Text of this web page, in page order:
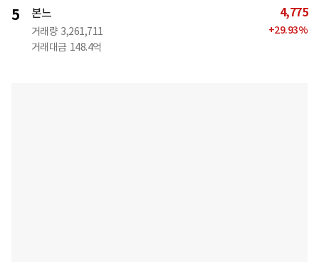
5 본느
거래량 3,261,711
거래대금 148.4억
4,775
+29.93%